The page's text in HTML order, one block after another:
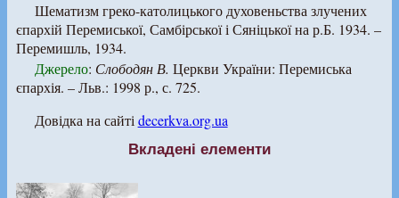
Шематизм греко-католицького духовеньства злучених
єпархій Перемиської, Самбірської і Сяніцької на р.Б. 1934. –
Перемишль, 1934.
Джерело: Слободян В. Церкви України: Перемиська
єпархія. – Льв.: 1998 р., с. 725.
Довідка на сайті decerkva.org.ua
Вкладені елементи